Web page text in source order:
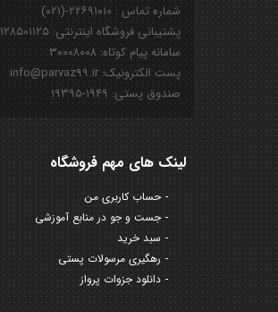
شماره تماس : ۲۲۶۹۱۰۱۰-(۰۲۱)
پشتیبانی فروشگاه اینترنتی: ۰۹۱۲۸۵۰۱۱۲۵
سامانه پیام کوتاه: ۳۰۰۰۸۰۰۸
پست الکترونیک: info@parvaz99.ir
صندوق پستی: ۱۹۴۹-۱۹۳۹۵
لینک های مهم فروشگاه
حساب کاربری من
جست و جو در منابع آموزشی
سبد خرید
رهگیری مرسولات پستی
دانلود جزوات پرواز